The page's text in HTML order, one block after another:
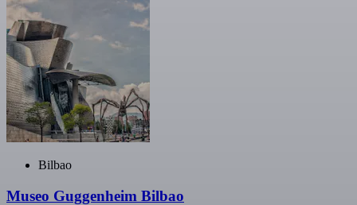
Bilbao
Museo Guggenheim Bilbao